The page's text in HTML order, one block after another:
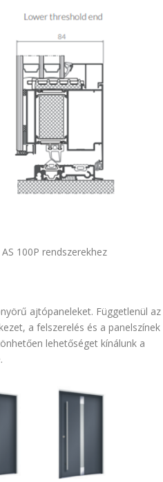
100P rendszerekhez
ajtópaneleket. Függetlenül az
a felszerelés és a panelszínek
lehetőséget kínálunk a